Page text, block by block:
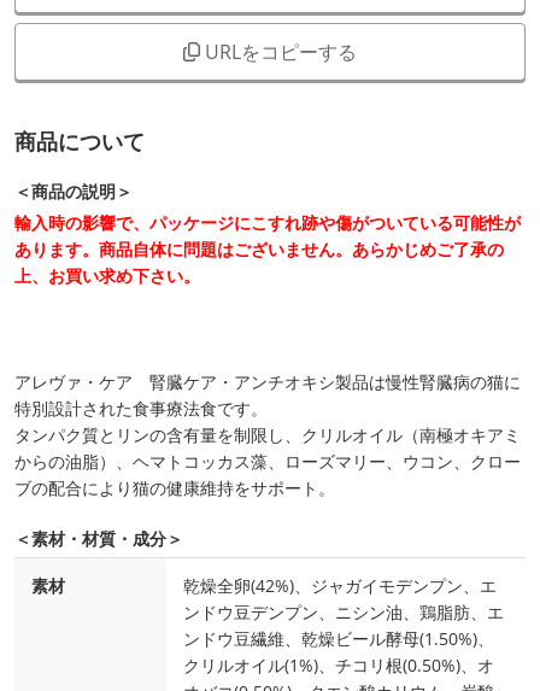
URLをコピーする
商品について
＜商品の説明＞
輸入時の影響で、パッケージにこすれ跡や傷がついている可能性が
あります。商品自体に問題はございません。あらかじめご了承の
上、お買い求め下さい。
アレヴァ・ケア 腎臓ケア・アンチオキシ製品は慢性腎臓病の猫に
特別設計された食事療法食です。
タンパク質とリンの含有量を制限し、クリルオイル（南極オキアミ
からの油脂）、ヘマトコッカス藻、ローズマリー、ウコン、クロー
ブの配合により猫の健康維持をサポート。
＜素材・材質・成分＞
素材
乾燥全卵(42%)、ジャガイモデンプン、エ
ンドウ豆デンプン、ニシン油、鶏脂肪、エ
ンドウ豆繊維、乾燥ビール酵母(1.50%)、
クリルオイル(1%)、チコリ根(0.50%)、オ